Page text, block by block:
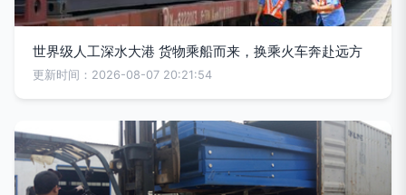
世界级人工深水大港 货物乘船而来，换乘火车奔赴远方
更新时间：2026-08-07 20:21:54